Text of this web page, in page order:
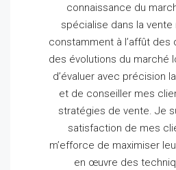
connaissance du
spécialise dans la vente
constamment à l’affût
des évolutions du marché
d’évaluer avec précision
et de conseiller mes
stratégies de vente.Je
satisfaction de mes
m’efforce de maximiser
en œuvre des